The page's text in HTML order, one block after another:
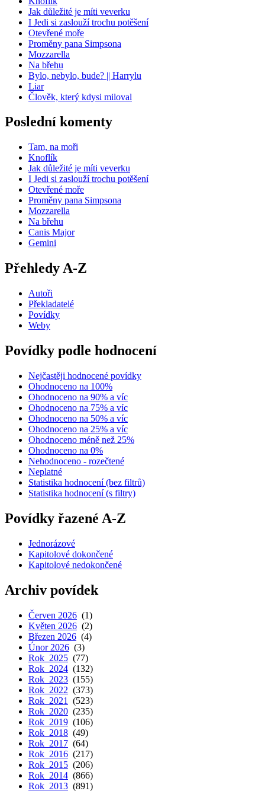
Jak důležité je míti veverku
I Jedi si zaslouží trochu potěšení
Otevřené moře
Proměny pana Simpsona
Mozzarella
Na břehu
Bylo, nebylo, bude? || Harrylu
Liar
Člověk, který kdysi miloval
Poslední komenty
Tam, na moři
Knoflík
Jak důležité je míti veverku
I Jedi si zaslouží trochu potěšení
Otevřené moře
Proměny pana Simpsona
Mozzarella
Na břehu
Canis Major
Gemini
Přehledy A-Z
Autoři
Překladatelé
Povídky
Weby
Povídky podle hodnocení
Nejčastěji hodnocené povídky
Ohodnoceno na 100%
Ohodnoceno na 90% a víc
Ohodnoceno na 75% a víc
Ohodnoceno na 50% a víc
Ohodnoceno na 25% a víc
Ohodnoceno méně než 25%
Ohodnoceno na 0%
Nehodnoceno - rozečtené
Neplatné
Statistika hodnocení (bez filtrů)
Statistika hodnocení (s filtry)
Povídky řazené A-Z
Jednorázové
Kapitolové dokončené
Kapitolové nedokončené
Archiv povídek
Červen 2026 (1)
Květen 2026 (2)
Březen 2026 (4)
Únor 2026 (3)
Rok 2025 (77)
Rok 2024 (132)
Rok 2023 (155)
Rok 2022 (373)
Rok 2021
(523)
Rok 2020 (235)
Rok 2019 (106)
Rok 2018 (49)
Rok 2017 (64)
Rok 2016 (217)
Rok 2015 (206)
Rok 2014 (866)
Rok 2013 (891)